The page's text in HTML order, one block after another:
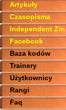
Artykuły
Czasopisma
Independent Zin
Facebook
Baza kodów
Trainery
Użytkownicy
Rangi
Faq